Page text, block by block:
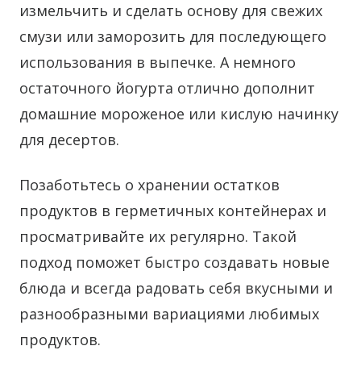
измельчить и сделать основу для свежих
смузи или заморозить для последующего
использования в выпечке. А немного
остаточного йогурта отлично дополнит
домашние мороженое или кислую начинку
для десертов.
Позаботьтесь о хранении остатков
продуктов в герметичных контейнерах и
просматривайте их регулярно. Такой
подход поможет быстро создавать новые
блюда и всегда радовать себя вкусными и
разнообразными вариациями любимых
продуктов.